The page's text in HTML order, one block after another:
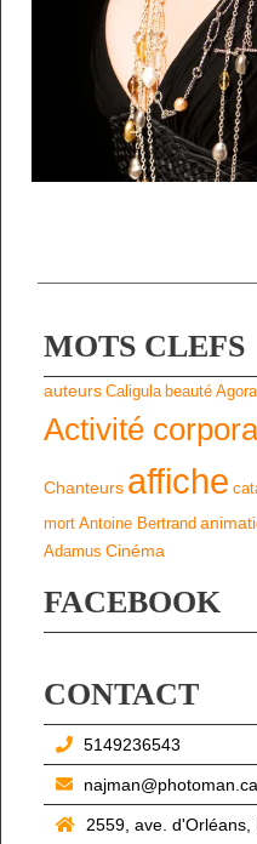
MOTS CLEFS
auteurs Caligula beauté
Activité
Chanteurs affiche
mort Antoine Bertrand
Adamus Cinéma
FACEBOOK
CONTACT
5149236543
najman@photoman.ca
2559, ave. d'Orléans,